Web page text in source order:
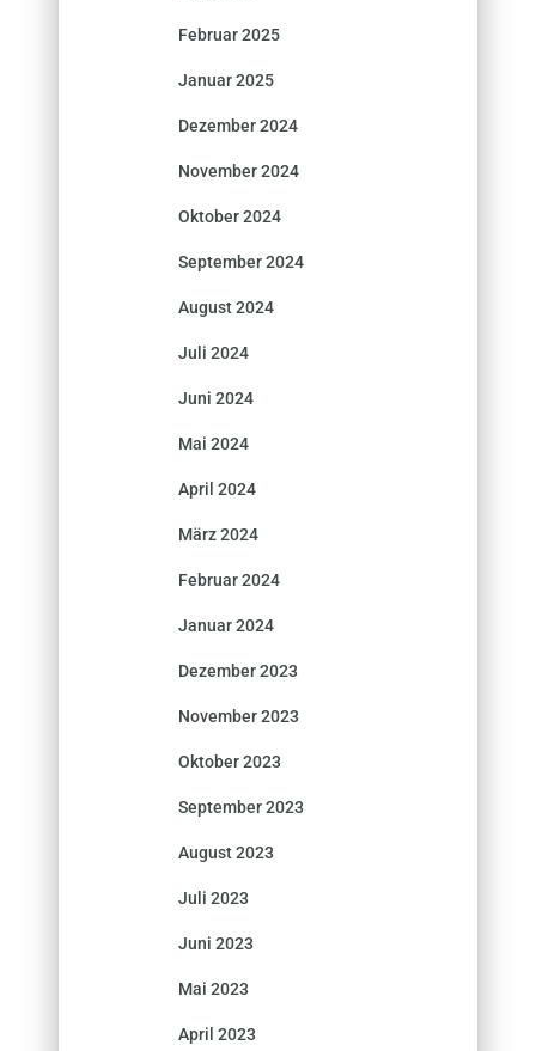
Februar 2025
Januar 2025
Dezember 2024
November 2024
Oktober 2024
September 2024
August 2024
Juli 2024
Juni 2024
Mai 2024
April 2024
März 2024
Februar 2024
Januar 2024
Dezember 2023
November 2023
Oktober 2023
September 2023
August 2023
Juli 2023
Juni 2023
Mai 2023
April 2023